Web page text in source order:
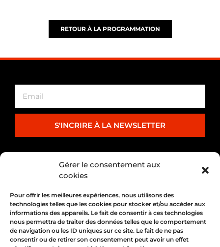
Gérer le consentement aux
cookies
Pour offrir les meilleures expériences, nous utilisons des
technologies telles que les cookies pour stocker et/ou accéder aux
informations des appareils. Le fait de consentir à ces technologies
nous permettra de traiter des données telles que le comportement
de navigation ou les ID uniques sur ce site. Le fait de ne pas
consentir ou de retirer son consentement peut avoir un effet
RETOUR À LA PROGRAMMATION
S'INCRIRE À LA NEWSLETTER
PARTENARIAT